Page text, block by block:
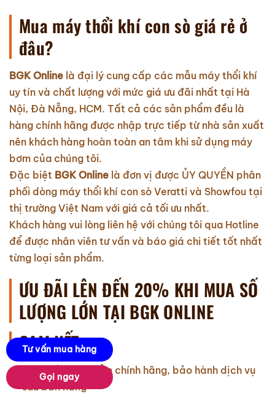
Mua máy thổi khí con sò giá rẻ ở
đâu?
BGK Online là đại lý cung cấp các mẫu máy thổi khí
uy tín và chất lượng với mức giá ưu đãi nhất tại Hà
Nội, Đà Nẵng, HCM. Tất cả các sản phẩm đều là
hàng chính hãng được nhập trực tiếp từ nhà sản xuất
nên khách hàng hoàn toàn an tâm khi sử dụng máy
bơm của chúng tôi.
Đặc biệt BGK Online là đơn vị được ỦY QUYỀN phân
phối dòng máy thổi khí con sò Veratti và Showfou tại
thị trường Việt Nam với giá cả tối ưu nhất.
Khách hàng vui lòng liên hệ với chúng tôi qua Hotline
để được nhân viên tư vấn và báo giá chi tiết tốt nhất
từng loại sản phẩm.
ƯU ĐÃI LÊN ĐẾN 20% KHI MUA SỐ
LƯỢNG LỚN TẠI BGK ONLINE
CAM KẾT:
Cam kết sản phẩm chính hãng, bảo hành dịch vụ
sau bán hàng
Tư vấn mua hàng
Gọi ngay